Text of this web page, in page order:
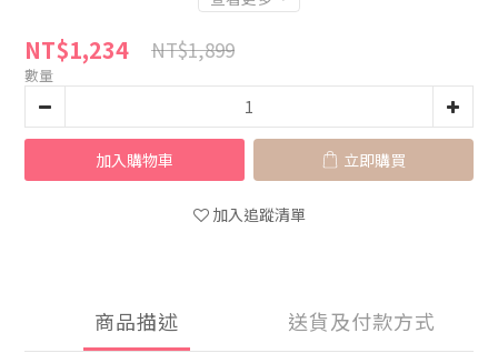
NT$1,234 NT$1,899
數量
加入購物車 立即購買
加入追蹤清單
商品描述 送貨及付款方式